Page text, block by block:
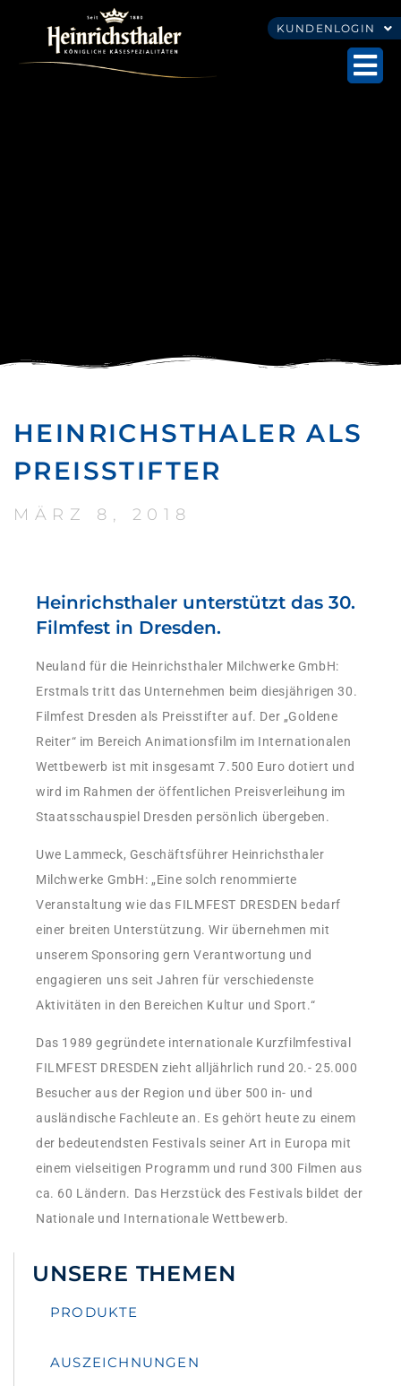
KUNDENLOGIN
HEINRICHSTHALER ALS
PREISSTIFTER
MÄRZ 8, 2018
Heinrichsthaler unterstützt das 30.
Filmfest in Dresden.
Neuland für die Heinrichsthaler Milchwerke GmbH:
Erstmals tritt das Unternehmen beim diesjährigen 30.
Filmfest Dresden als Preisstifter auf. Der „Goldene
Reiter“ im Bereich Animationsfilm im Internationalen
Wettbewerb ist mit insgesamt 7.500 Euro dotiert und
wird im Rahmen der öffentlichen Preisverleihung im
Staatsschauspiel Dresden persönlich übergeben.
Uwe Lammeck, Geschäftsführer Heinrichsthaler
Milchwerke GmbH: „Eine solch renommierte
Veranstaltung wie das FILMFEST DRESDEN bedarf
einer breiten Unterstützung. Wir übernehmen mit
unserem Sponsoring gern Verantwortung und
engagieren uns seit Jahren für verschiedenste
Aktivitäten in den Bereichen Kultur und Sport.“
Das 1989 gegründete internationale Kurzfilmfestival
FILMFEST DRESDEN zieht alljährlich rund 20.- 25.000
Besucher aus der Region und über 500 in- und
ausländische Fachleute an. Es gehört heute zu einem
der bedeutendsten Festivals seiner Art in Europa mit
einem vielseitigen Programm und rund 300 Filmen aus
ca. 60 Ländern. Das Herzstück des Festivals bildet der
Nationale und Internationale Wettbewerb.
UNSERE THEMEN
PRODUKTE
AUSZEICHNUNGEN